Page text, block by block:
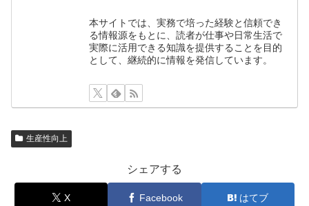
本サイトでは、実務で培った経験と信頼でき
る情報源をもとに、読者が仕事や日常生活で
実際に活用できる知識を提供することを目的
として、継続的に情報を発信しています。
生産性向上
シェアする
X Facebook はてブ